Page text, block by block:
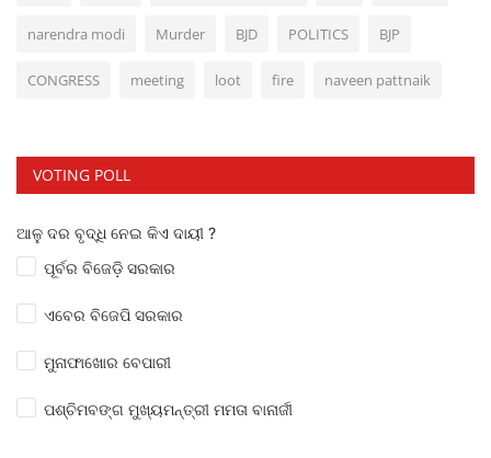
narendra modi Murder BJD POLITICS BJP
CONGRESS meeting loot fire naveen pattnaik
VOTING POLL
ଆଳୁ ଦର ବୃଦ୍ଧି ନେଇ କିଏ ଦାୟୀ ?
ପୂର୍ବର ବିଜେଡ଼ି ସରକାର
ଏବେର ବିଜେପି ସରକାର
ମୁନାଫାଖୋର ବେପାରୀ
ପଶ୍ଚିମବଙ୍ଗ ମୁଖ୍ୟମନ୍ତ୍ରୀ ମମତା ବାନାର୍ଜୀ